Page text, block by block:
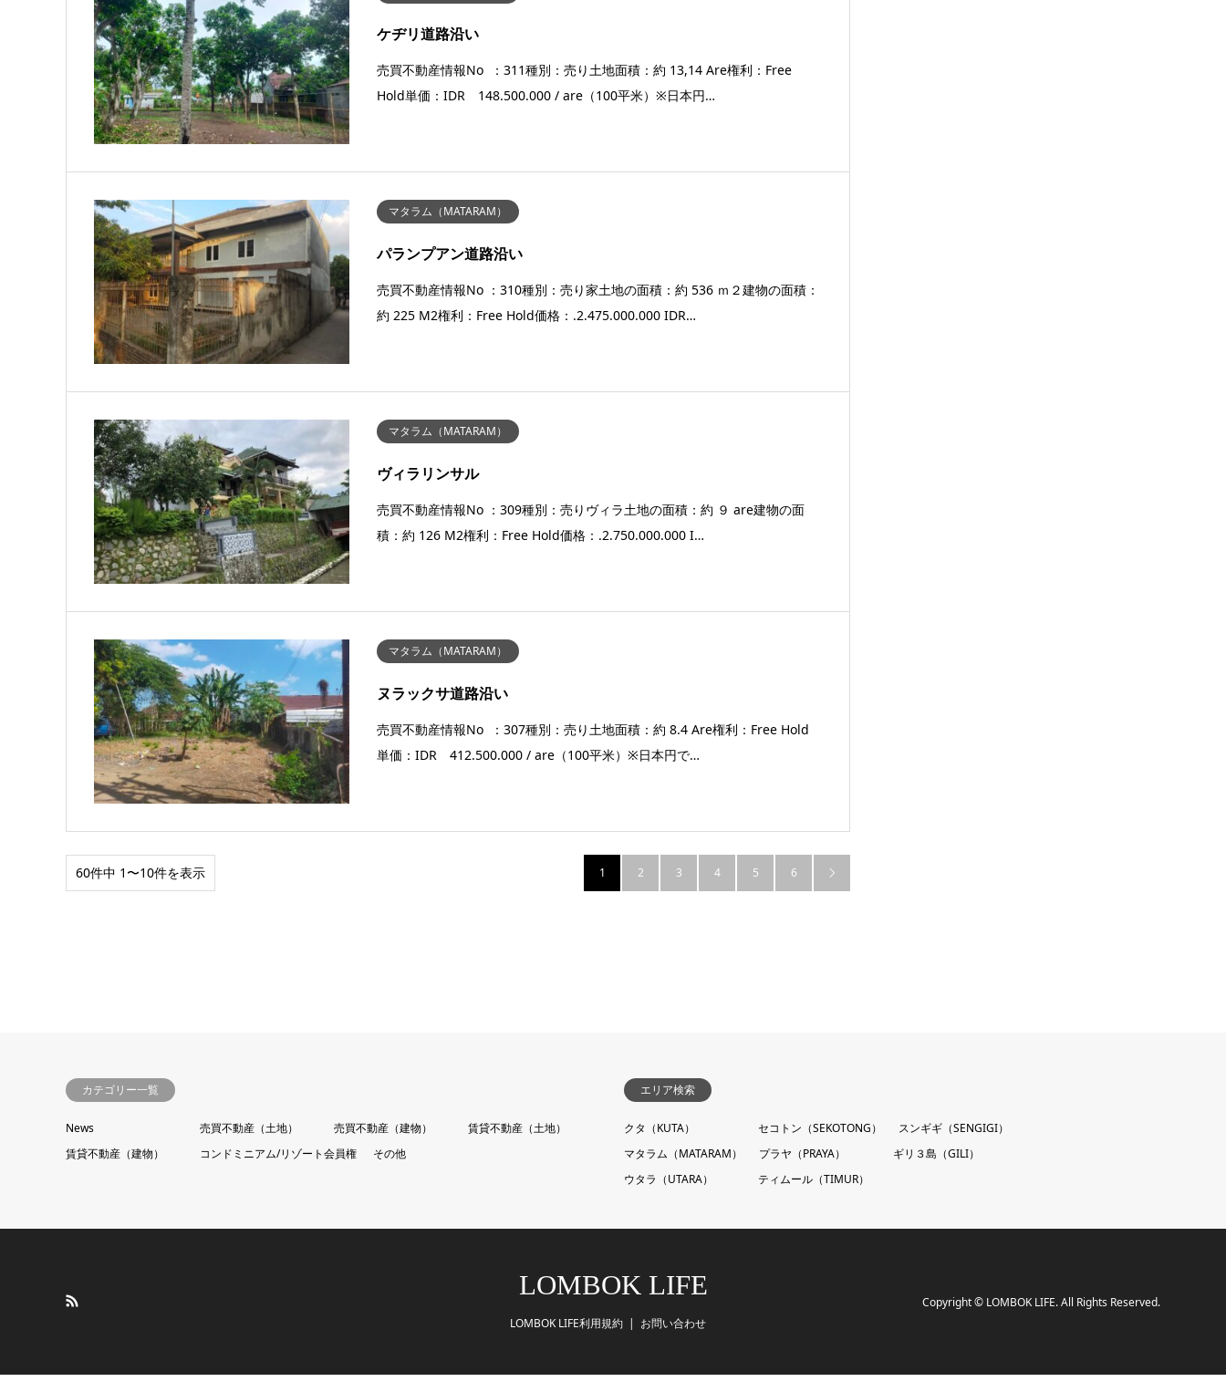
ケヂリ道路沿い
売買不動産情報No ：311種別：売り土地面積：約 13,14 Are権利：Free
Hold単価：IDR 148.500.000 / are（100平米）※日本円…
マタラム（MATARAM）
パランプアン道路沿い
売買不動産情報No ：310種別：売り家土地の面積：約 536 ｍ２建物の面積：
約 225 M2権利：Free Hold価格：.2.475.000.000 IDR…
マタラム（MATARAM）
ヴィラリンサル
売買不動産情報No ：309種別：売りヴィラ土地の面積：約 ９ are建物の面
積：約 126 M2権利：Free Hold価格：.2.750.000.000 I…
マタラム（MATARAM）
ヌラックサ道路沿い
売買不動産情報No ：307種別：売り土地面積：約 8.4 Are権利：Free Hold
単価：IDR 412.500.000 / are（100平米）※日本円で…
60件中 1〜10件を表示 1 2 3 4 5 6 
カテゴリー一覧
News 売買不動産（土地） 売買不動産（建物）
賃貸不動産（土地）
賃貸不動産（建物）
コンドミニアム/リゾート会員権 その他
エリア検索
クタ（KUTA） セコトン（SEKOTONG）
スンギギ（SENGIGI）
マタラム（MATARAM）
プラヤ（PRAYA）
ギリ３島（GILI）
ウタラ（UTARA）
ティムール（TIMUR）
LOMBOK LIFE
LOMBOK LIFE利用規約 お問い合わせ
Copyright© LOMBOK LIFE. All Rights Reserved.